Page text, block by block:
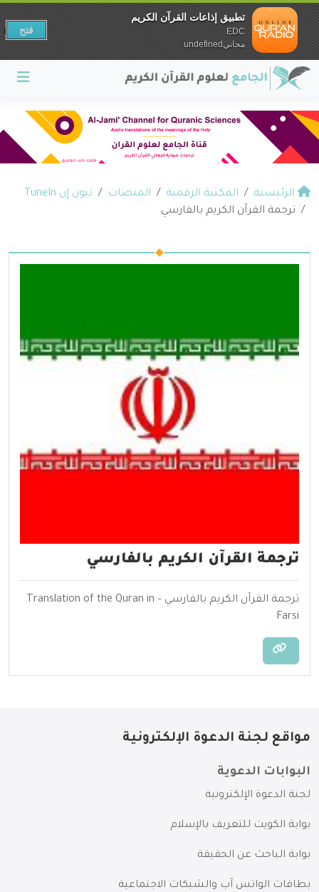
الرئيسية المكتبة الرقمية المنصات
تيون إن TuneIn
ترجمة القرآن الكريم بالفارسي
ترجمة القرآن الكريم بالفارسي
ترجمة القرآن الكريم بالفارسي – Translation of the Quran in
Farsi
مواقع لجنة الدعوة الإلكترونية
البوابات الدعوية
لجنة الدعوة الإلكترونية
بوابة الكويت للتعريف بالإسلام
بوابة الباحث عن الحقيقة
بطاقات الواتس آب والشبكات الاجتماعية
تطبيق إذاعات القرآن الكريم
EDC
مجانيundefined
فتح